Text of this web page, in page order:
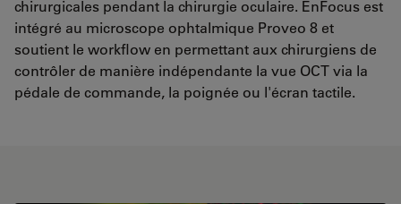
chirurgicales pendant la chirurgie oculaire. EnFocus est
intégré au microscope ophtalmique Proveo 8 et
soutient le workflow en permettant aux chirurgiens de
contrôler de manière indépendante la vue OCT via la
pédale de commande, la poignée ou l'écran tactile.